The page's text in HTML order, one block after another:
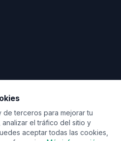
de terceros para mejorar tu
el tráfico del sitio y
aceptar todas las cookies,